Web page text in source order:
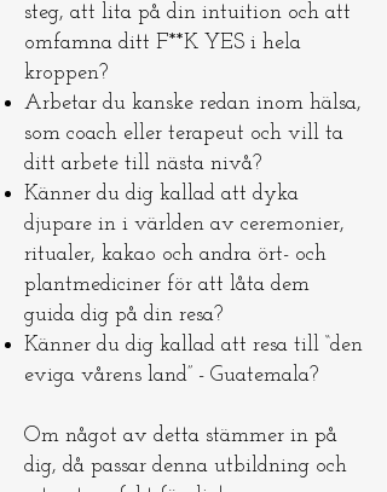
steg, att lita på din intuition och att
omfamna ditt F**K YES i hela
kroppen?
Arbetar du kanske redan inom hälsa,
som coach eller terapeut och vill ta
ditt arbete till nästa nivå?
Känner du dig kallad att dyka
djupare in i världen av ceremonier,
ritualer, kakao och andra ört- och
plantmediciner för att låta dem
guida dig på din resa?
Känner du dig kallad att resa till “den
eviga vårens land” - Guatemala?
Om något av detta stämmer in på
dig, då passar denna utbildning och